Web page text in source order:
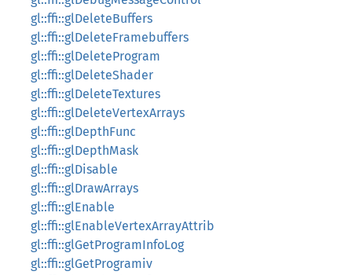
gl::ffi::glDeleteBuffers
gl::ffi::glDeleteFramebuffers
gl::ffi::glDeleteProgram
gl::ffi::glDeleteShader
gl::ffi::glDeleteTextures
gl::ffi::glDeleteVertexArrays
gl::ffi::glDepthFunc
gl::ffi::glDepthMask
gl::ffi::glDisable
gl::ffi::glDrawArrays
gl::ffi::glEnable
gl::ffi::glEnableVertexArrayAttrib
gl::ffi::glGetProgramInfoLog
gl::ffi::glGetProgramiv